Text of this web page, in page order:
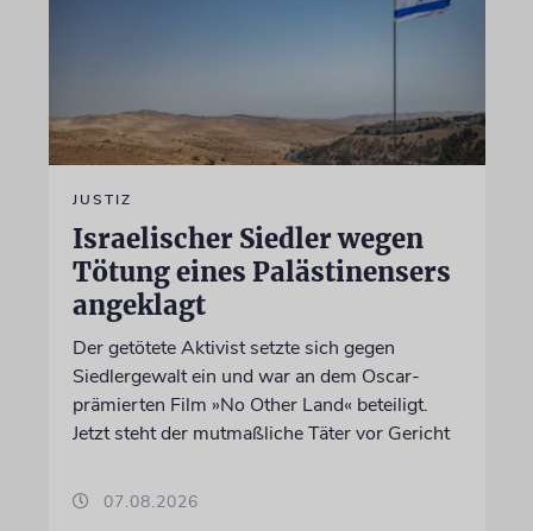
JUSTIZ
Israelischer Siedler wegen
Tötung eines Palästinensers
angeklagt
Der getötete Aktivist setzte sich gegen
Siedlergewalt ein und war an dem Oscar-
prämierten Film »No Other Land« beteiligt.
Jetzt steht der mutmaßliche Täter vor Gericht
07.08.2026